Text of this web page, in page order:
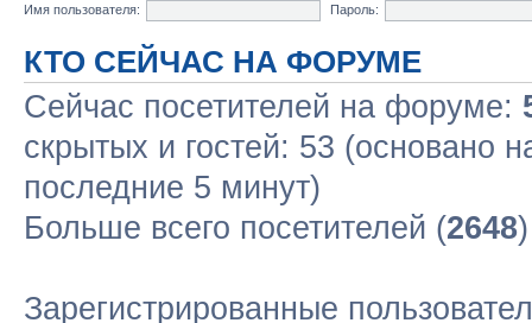
Имя пользователя:
Пароль:
КТО СЕЙЧАС НА ФОРУМЕ
Сейчас посетителей на форуме:
скрытых и гостей: 53 (основано
последние 5 минут)
Больше всего посетителей (2648
Зарегистрированные